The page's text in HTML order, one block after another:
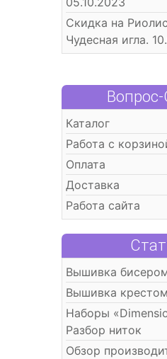
Скидка на
Чудесная игла.
Каталог
Работа с
Оплата
Доставка
Работа сайта
Вышивка
Вышивка
Наборы
Разбор ниток
Обзор